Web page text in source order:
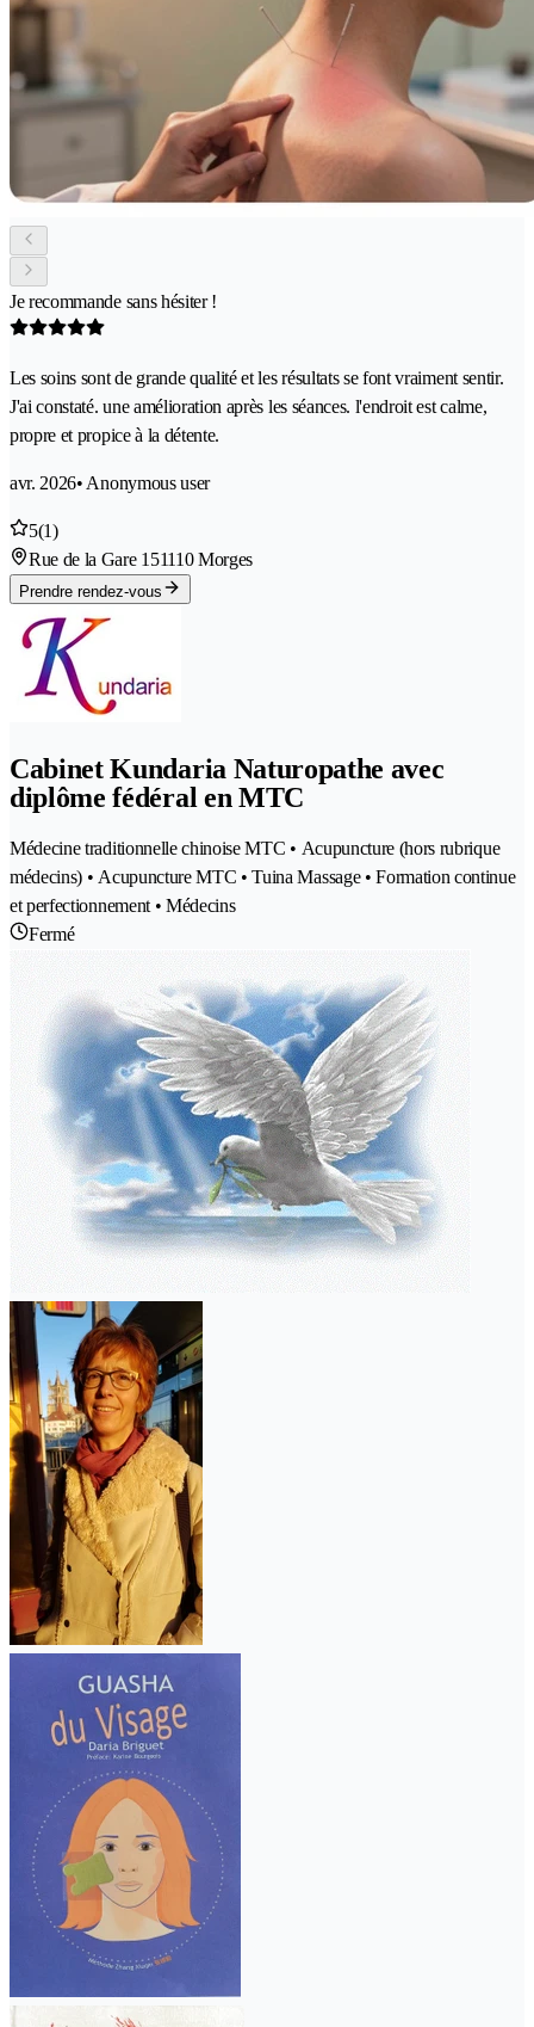
Je recommande sans hésiter !
Les soins sont de grande qualité et les résultats se font vraiment sentir.
J'ai constaté. une amélioration après les séances. l'endroit est calme,
propre et propice à la détente.
avr. 2026• Anonymous user
5(1)
Rue de la Gare 151110 Morges
Prendre rendez-vous
Cabinet Kundaria Naturopathe avec
diplôme fédéral en MTC
Médecine traditionnelle chinoise MTC • Acupuncture (hors rubrique
médecins) • Acupuncture MTC • Tuina Massage • Formation continue
et perfectionnement • Médecins
Fermé